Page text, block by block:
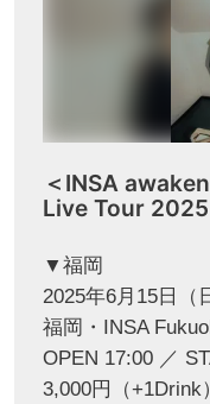
＜INSA
Live Tour 2025
▼福岡
2025年6月15日（
福岡・INSA
OPEN 17:00 ／
3,000円（+1Drink）